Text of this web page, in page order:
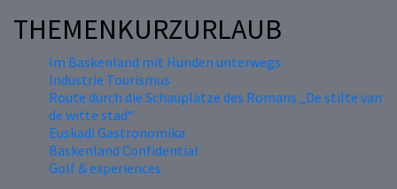
THEMENKURZURLAUB
Im Baskenland mit Hunden unterwegs
Industrie Tourismus
Route durch die Schauplätze des Romans „De stilte van
de witte stad“
Euskadi Gastronomika
Baskenland Confidential
Golf & experiences